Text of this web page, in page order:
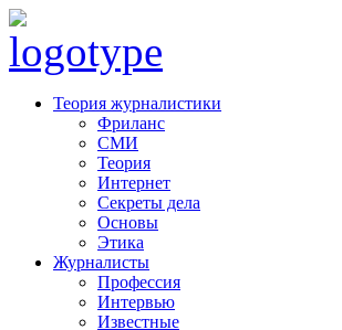
Теория журналистики
Фриланс
СМИ
Теория
Интернет
Секреты дела
Основы
Этика
Журналисты
Профессия
Интервью
Известные